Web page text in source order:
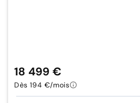
18 499 €
Dès 194 €/mois